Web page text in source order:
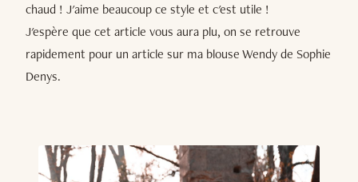
chaud ! J'aime beaucoup ce style et c'est utile !
J'espère que cet article vous aura plu, on se retrouve
rapidement pour un article sur ma blouse Wendy de Sophie
Denys.